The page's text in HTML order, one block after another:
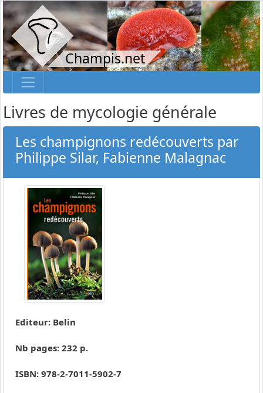
Champis.net
Livres de mycologie générale
Les champignons redécouverts par
Philippe Silar, Fabienne Malagnac
Editeur: Belin
Nb pages: 232 p.
ISBN: 978-2-7011-5902-7